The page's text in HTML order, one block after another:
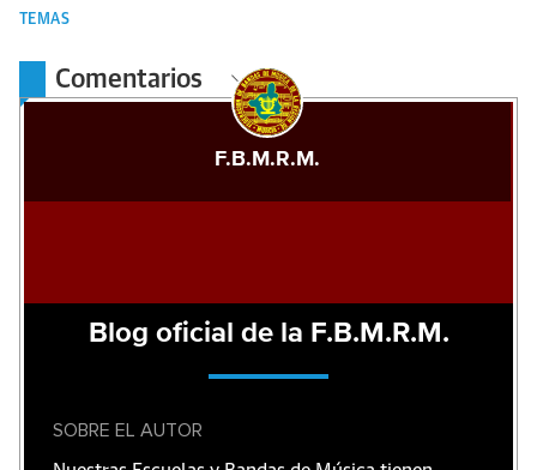
TEMAS
Comentarios
F.B.M.R.M.
Blog oficial de la F.B.M.R.M.
SOBRE EL AUTOR